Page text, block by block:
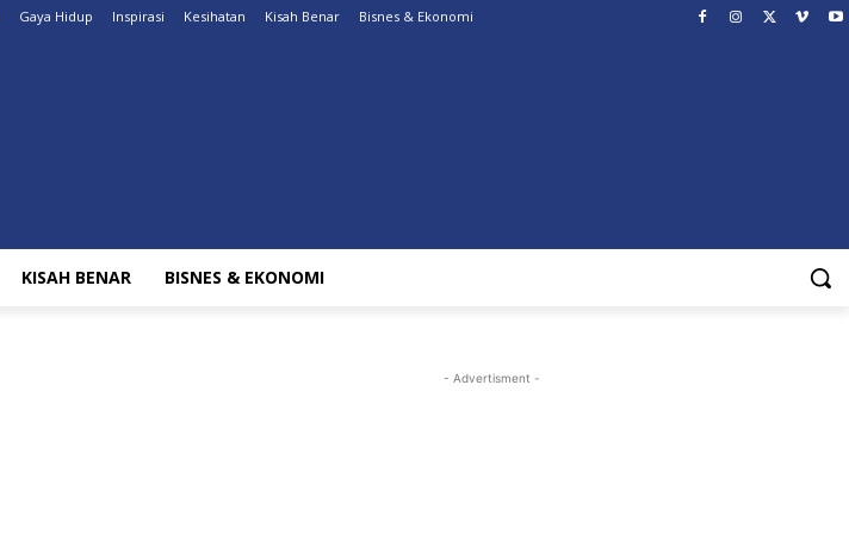
Gaya Hidup Inspirasi Kesihatan Kisah Benar Bisnes & Ekonomi
KISAH BENAR BISNES & EKONOMI
- Advertisment -